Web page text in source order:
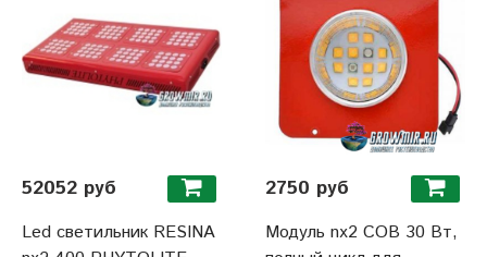
52052 руб
Led светильник RESINA
2750 руб
Модуль nx2 COB 30 Вт,